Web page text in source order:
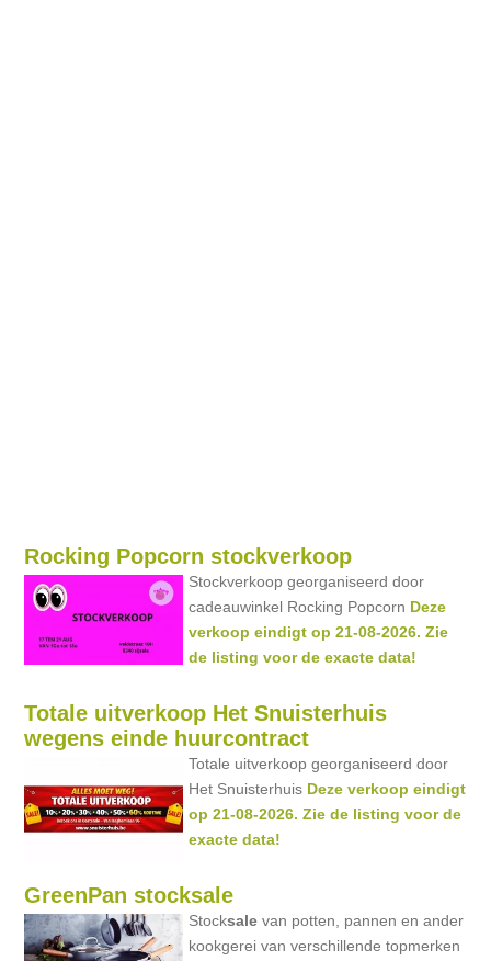
Rocking Popcorn stockverkoop
Stockverkoop georganiseerd door
cadeauwinkel Rocking Popcorn Deze
verkoop eindigt op 21-08-2026. Zie
de listing voor de exacte data!
Totale uitverkoop Het Snuisterhuis
wegens einde huurcontract
Totale uitverkoop georganiseerd door
Het Snuisterhuis Deze verkoop eindigt
op 21-08-2026. Zie de listing voor de
exacte data!
GreenPan stocksale
Stocksale van potten, pannen en ander
kookgerei van verschillende topmerken